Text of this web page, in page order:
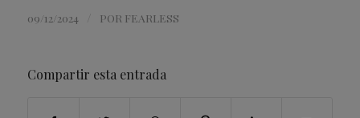
09/12/2024 POR FEARLESS
Compartir esta entrada